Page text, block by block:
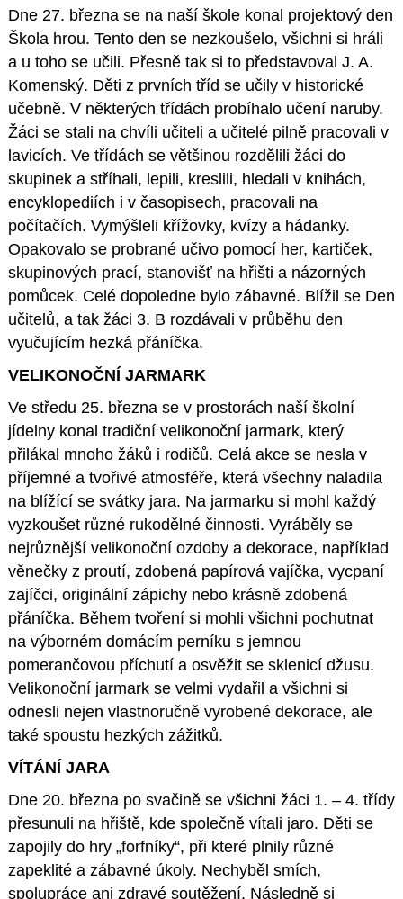
Dne 27. března se na naší škole konal projektový den
Škola hrou. Tento den se nezkoušelo, všichni si hráli
a u toho se učili. Přesně tak si to představoval J. A.
Komenský. Děti z prvních tříd se učily v historické
učebně. V některých třídách probíhalo učení naruby.
Žáci se stali na chvíli učiteli a učitelé pilně pracovali v
lavicích. Ve třídách se většinou rozdělili žáci do
skupinek a stříhali, lepili, kreslili, hledali v knihách,
encyklopediích i v časopisech, pracovali na
počítačích. Vymýšleli křížovky, kvízy a hádanky.
Opakovalo se probrané učivo pomocí her, kartiček,
skupinových prací, stanovišť na hřišti a názorných
pomůcek. Celé dopoledne bylo zábavné. Blížil se Den
učitelů, a tak žáci 3. B rozdávali v průběhu den
vyučujícím hezká přáníčka.
VELIKONOČNÍ JARMARK
Ve středu 25. března se v prostorách naší školní
jídelny konal tradiční velikonoční jarmark, který
přilákal mnoho žáků i rodičů. Celá akce se nesla v
příjemné a tvořivé atmosféře, která všechny naladila
na blížící se svátky jara. Na jarmarku si mohl každý
vyzkoušet různé rukodělné činnosti. Vyráběly se
nejrůznější velikonoční ozdoby a dekorace, například
věnečky z proutí, zdobená papírová vajíčka, vycpaní
zajíčci, originální zápichy nebo krásně zdobená
přáníčka. Během tvoření si mohli všichni pochutnat
na výborném domácím perníku s jemnou
pomerančovou příchutí a osvěžit se sklenicí džusu.
Velikonoční jarmark se velmi vydařil a všichni si
odnesli nejen vlastnoručně vyrobené dekorace, ale
také spoustu hezkých zážitků.
VÍTÁNÍ JARA
Dne 20. března po svačině se všichni žáci 1. – 4. třídy
přesunuli na hřiště, kde společně vítali jaro. Děti se
zapojily do hry „forfníky“, při které plnily různé
zapeklité a zábavné úkoly. Nechyběl smích,
spolupráce ani zdravé soutěžení. Následně si